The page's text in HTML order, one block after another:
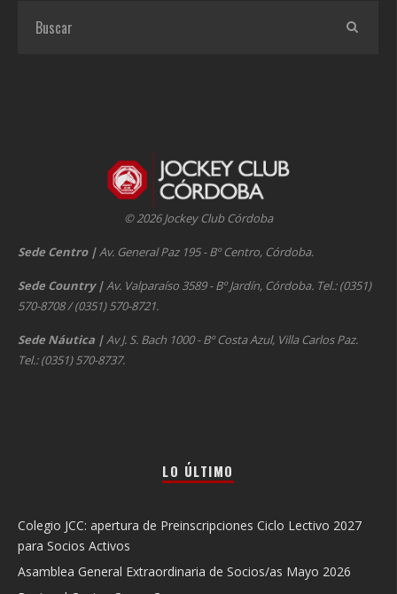
© 2026 Jockey Club Córdoba
Sede Centro |Av. General Paz 195 - Bº Centro, Córdoba.
Sede Country |Av. Valparaíso 3589 - Bº Jardín, Córdoba. Tel.: (0351)
570-8708 / (0351) 570-8721.
Sede Náutica |Av J. S. Bach 1000 - Bº Costa Azul, Villa Carlos Paz.
Tel.: (0351) 570-8737.
LO ÚLTIMO
Colegio JCC: apertura de Preinscripciones Ciclo Lectivo 2027
para Socios Activos
Asamblea General Extraordinaria de Socios/as Mayo 2026